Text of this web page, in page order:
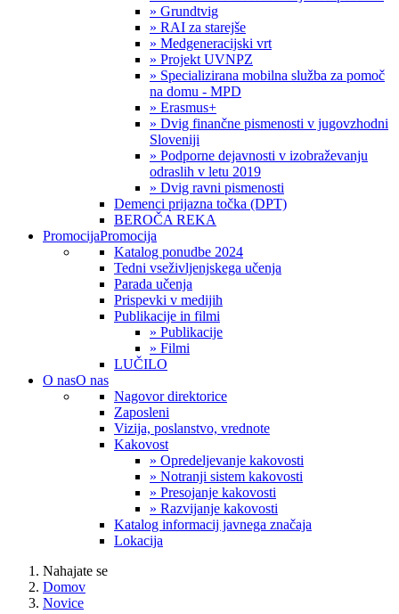
» Grundtvig
» RAI za starejše
» Medgeneracijski vrt
» Projekt UVNPZ
» Specializirana mobilna služba za pomoč
na domu - MPD
» Erasmus+
» Dvig finančne pismenosti v jugovzhodni
Sloveniji
» Podporne dejavnosti v izobraževanju
odraslih v letu 2019
» Dvig ravni pismenosti
Demenci prijazna točka (DPT)
BEROČA REKA
PromocijaPromocija
Katalog ponudbe 2024
Tedni vseživljenjskega učenja
Parada učenja
Prispevki v medijih
Publikacije in filmi
» Publikacije
» Filmi
LUČILO
O nasO nas
Nagovor direktorice
Zaposleni
Vizija, poslanstvo, vrednote
Kakovost
» Opredeljevanje kakovosti
» Notranji sistem kakovosti
» Presojanje kakovosti
» Razvijanje kakovosti
Katalog informacij javnega značaja
Lokacija
Nahajate se
Domov
Novice